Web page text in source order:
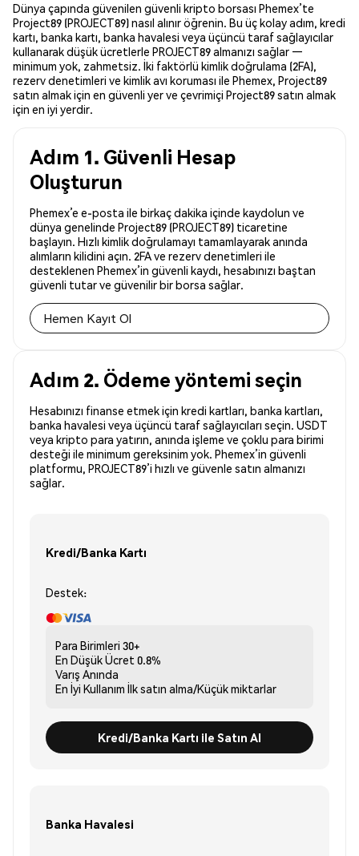
Dünya çapında güvenilen güvenli kripto borsası Phemex’te
Project89 (PROJECT89) nasıl alınır öğrenin. Bu üç kolay adım, kredi
kartı, banka kartı, banka havalesi veya üçüncü taraf sağlayıcılar
kullanarak düşük ücretlerle PROJECT89 almanızı sağlar —
minimum yok, zahmetsiz. İki faktörlü kimlik doğrulama (2FA),
rezerv denetimleri ve kimlik avı koruması ile Phemex, Project89
satın almak için en güvenli yer ve çevrimiçi Project89 satın almak
için en iyi yerdir.
Adım 1. Güvenli Hesap
Oluşturun
Phemex’e e-posta ile birkaç dakika içinde kaydolun ve
dünya genelinde Project89 (PROJECT89) ticaretine
başlayın. Hızlı kimlik doğrulamayı tamamlayarak anında
alımların kilidini açın. 2FA ve rezerv denetimleri ile
desteklenen Phemex’in güvenli kaydı, hesabınızı baştan
güvenli tutar ve güvenilir bir borsa sağlar.
Hemen Kayıt Ol
Adım 2. Ödeme yöntemi seçin
Hesabınızı finanse etmek için kredi kartları, banka kartları,
banka havalesi veya üçüncü taraf sağlayıcıları seçin. USDT
veya kripto para yatırın, anında işleme ve çoklu para birimi
desteği ile minimum gereksinim yok. Phemex’in güvenli
platformu, PROJECT89’i hızlı ve güvenle satın almanızı
sağlar.
Kredi/Banka Kartı
Destek:
Para Birimleri 30+
En Düşük Ücret 0.8%
Varış Anında
En İyi Kullanım İlk satın alma/Küçük miktarlar
Kredi/Banka Kartı ile Satın Al
Banka Havalesi